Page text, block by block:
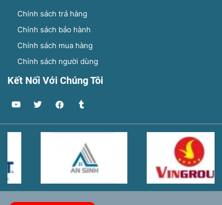
Chính sách trả hàng
Chính sách bảo hành
Chính sách mua hàng
Chính sách người dùng
Kết Nối Với Chúng Tôi